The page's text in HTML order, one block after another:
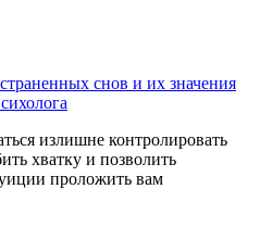
снов и их значения
излишне контролировать
хватку и позволить
проложить вам